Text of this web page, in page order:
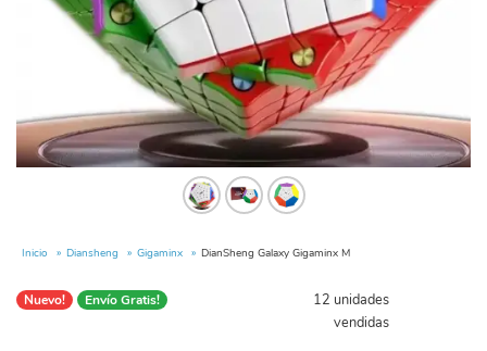
Inicio Diansheng Gigaminx DianSheng Galaxy Gigaminx M
Nuevo! Envío Gratis!
12 unidades
vendidas